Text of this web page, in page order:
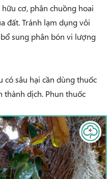
cơ, phân chuồng hoai
đất. Tránh lạm dụng vôi
sung phân bón vi lượng
có sâu hại cần dùng thuốc
thành dịch. Phun thuốc